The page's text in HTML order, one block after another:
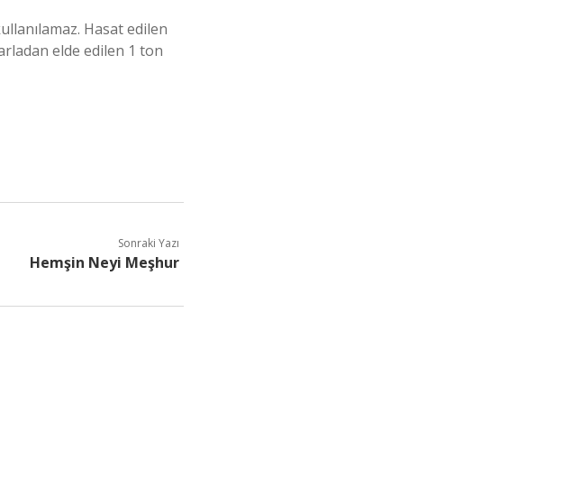
Hasat edilen
elde edilen 1 ton
Sonraki Yazı
Hemşin Neyi Meşhur